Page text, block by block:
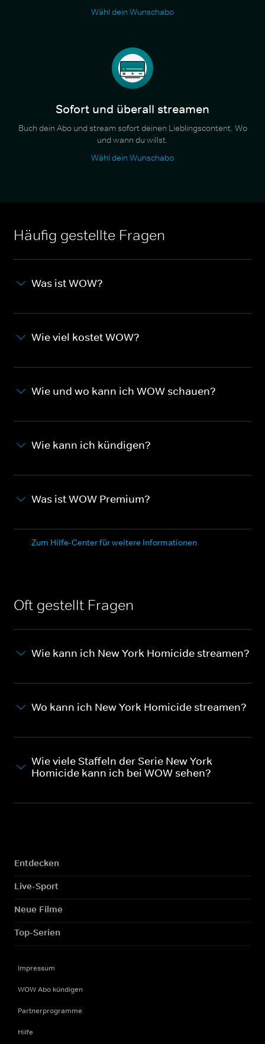
Wähl dein Wunschabo
Sofort und überall streamen
Buch dein Abo und stream sofort deinen Lieblingscontent. Wo
und wann du willst.
Wähl dein Wunschabo
Häufig gestellte Fragen
Was ist WOW?
Wie viel kostet WOW?
Wie und wo kann ich WOW schauen?
Wie kann ich kündigen?
Was ist WOW Premium?
Zum Hilfe-Center für weitere Informationen
Oft gestellt Fragen
Wie kann ich New York Homicide streamen?
Wo kann ich New York Homicide streamen?
Wie viele Staffeln der Serie New York
Homicide kann ich bei WOW sehen?
Entdecken
Live-Sport
Neue Filme
Top-Serien
Impressum
WOW Abo kündigen
Partnerprogramme
Hilfe